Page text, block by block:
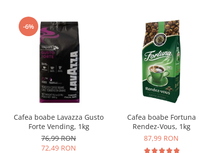
-6%
Cafea boabe Lavazza Gusto
Forte Vending, 1kg
76,99 RON
72,49 RON
Cafea boabe Fortuna
Rendez-Vous, 1kg
87,99 RON